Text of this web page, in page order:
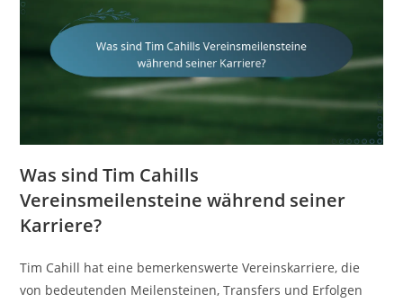
Was sind Tim Cahills
Vereinsmeilensteine während seiner
Karriere?
Tim Cahill hat eine bemerkenswerte Vereinskarriere, die
von bedeutenden Meilensteinen, Transfers und Erfolgen